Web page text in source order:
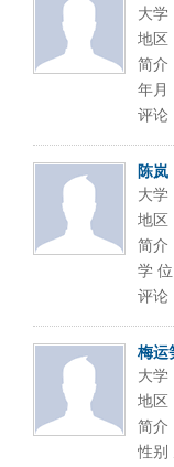
大学
地区
简介
年月
评论
陈岚
大学
地区
简介
学
评论
梅运
大学
地区
简介
性别